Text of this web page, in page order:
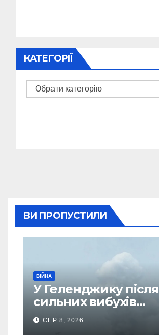
КАТЕГОРІЇ
Категорії
ВИ ПРОПУСТИЛИ
ВІЙНА
У Геленджику після
сильних вибухів
почалася масова
евакуація
СЕР 8, 2026